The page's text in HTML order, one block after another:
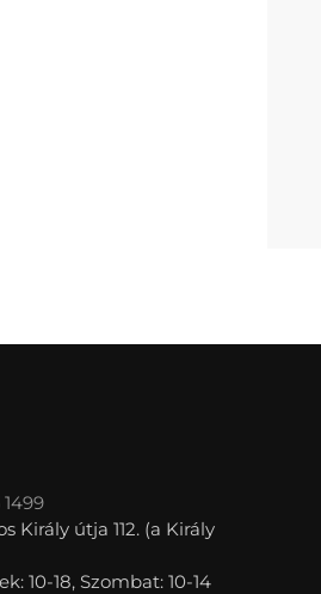
Király útja 112. (a Király
10-18, Szombat: 10-14